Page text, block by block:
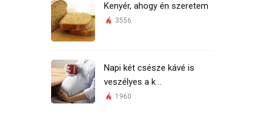
Kenyér, ahogy én szeretem
3556
Napi két csésze kávé is
veszélyes a k ..
1960